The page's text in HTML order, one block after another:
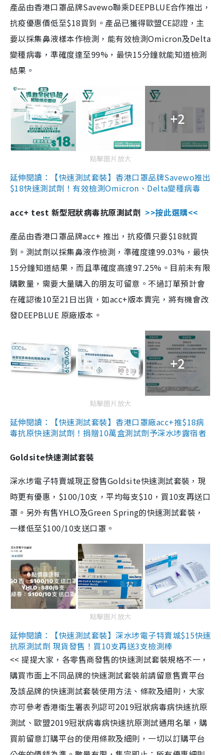
產品由香港口罩品牌Savewo聯乘DEEPBLUE合作推出，
抗疫優惠價低至$18買到。產品已獲得歐盟CE認證，主
要以採集鼻液樣本作檢測，能有效檢測Omicron及Delta
變種病毒，準確度達至99%，最快15分鐘就能知道檢測
結果。
+2
點擊圖片放大
延伸閱讀：【快速測試套裝】香港口罩品牌Savewo推出
$18快速測試劑！有效檢測Omicron、Delta變種病毒
acc+ test 新型冠狀病毒抗原測試劑 >>按此選購<<
產品由香港口罩品牌acc+ 推出，抗疫價只要$18就買
到。測試劑以採集鼻液作檢測，準確度達99.03%，最快
15分鐘知道結果，而且準確度高達97.25%。目前未有限
購數量，需要大量購入的朋友可留意。不過訂單預計會
在確認後10至21日出貨，如acc+版本賣完，將有機會改
發DEEPBLUE 原廠版本。
+2
點擊圖片放大
延伸閱讀：【快速測試套裝】香港口罩廠acc+推$18病
毒抗原快速測試劑！捐贈10萬盒測試劑予深水埗露宿者
Goldsite快速測試套裝
深水埗電子特賣城現正發售Goldsite快速測試套裝，現
時更有優惠，$100/10支，平均每支$10，買10支再送口
罩。另外有售YHLO及Green Spring的快速測試套裝，
一樣低至$100/10支送口罩。
點擊圖片放大
延伸閱讀：【快速測試套裝】深水埗電子特賣城$15快速
抗原測試劑 現貨發售！買10支再送3支檢測棒
<< 提提大家，各零售商發售的快速測試套裝規格不一，
購買市面上不同品牌的快速測試套裝前請留意售賣平台
及該品牌的快速測試套裝使用方法、條款及細則，大家
亦可參考香港衞生署表列認可2019冠狀病毒病快速抗原
測試、歐盟2019冠狀病毒病快速抗原測試通用名單，購
買前留意訂購平台的使用條款及細則，一切以訂購平台